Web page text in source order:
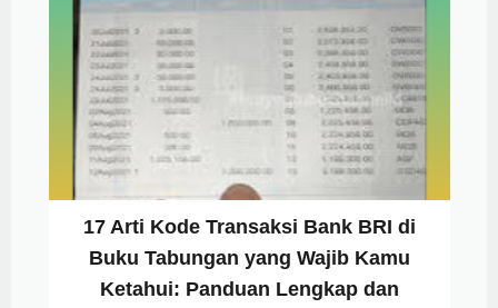
17 Arti Kode Transaksi Bank BRI di
Buku Tabungan yang Wajib Kamu
Ketahui: Panduan Lengkap dan